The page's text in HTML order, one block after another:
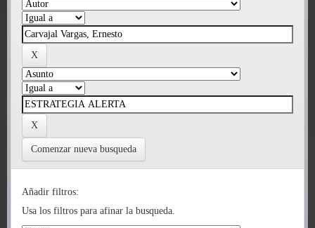
Comenzar nueva busqueda
Añadir filtros:
Usa los filtros para afinar la busqueda.